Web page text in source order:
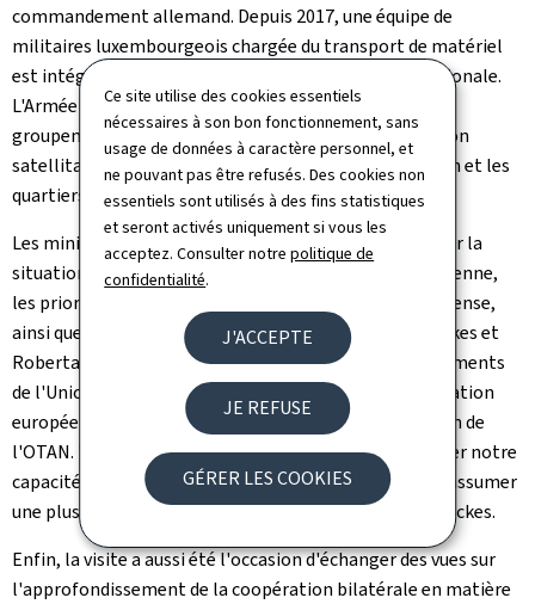
Ce site utilise des cookies essentiels
nécessaires à son bon fonctionnement, sans
usage de données à caractère personnel, et
ne pouvant pas être refusés. Des cookies non
essentiels sont utilisés à des fins statistiques
et seront activés uniquement si vous les
acceptez. Consulter notrepolitique de
confidentialité.
J'ACCEPTE
JE REFUSE
GÉRER LES COOKIES
commandement allemand. Depuis 2017, une équipe de
militaires luxembourgeois chargée du transport de matériel
est intégrée dans une compagnie logistique multinationale.
L'Armée luxembourgeoise contribue également au
groupement tactique en Lituanie une capacité de liaison
satellitaire dite "
Reachback
" entre la zone d'opération et les
quartiers généraux.
Les ministres de la Défense ont également échangé sur la
situation internationale, les enjeux de sécurité européenne,
les priorités politiques européennes en matière de défense,
ainsi que le soutien indéfectible à l'Ukraine. Yuriko Backes et
Robertas Kaunas ont réaffirmé leur soutien aux instruments
de l'Union européenne pour renforcer l'état de préparation
européen en matière de défense, et à l'européanisation de
l'OTAN. "Nous devons continuer à investir et à renforcer notre
capacité d'action. Le pilier européen de l'Alliance doit assumer
une plus grande part de la charge." a souligné Yuriko Backes.
Enfin, la visite a aussi été l'occasion d'échanger des vues sur
l'approfondissement de la coopération bilatérale en matière